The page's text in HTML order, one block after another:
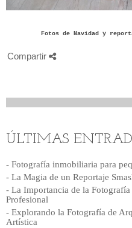
Fotos de Navidad y
Compartir
ÚLTIMAS
- Fotografía inmobiliaria para
- La Magia de un Reportaje
- La Importancia de la
Profesional
- Explorando la Fotografía de
Artística